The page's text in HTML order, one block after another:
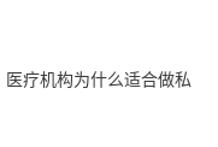
疗机构为什么适合做私